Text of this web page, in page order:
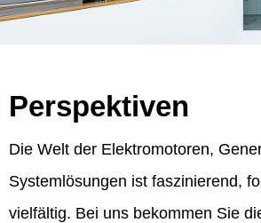
Perspektiven
Die Welt der Elektromotoren,
Systemlösungen ist faszinierend,
vielfältig. Bei uns bekommen Sie